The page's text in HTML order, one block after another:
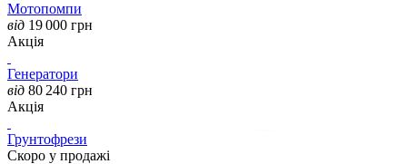
Мотопомпи
від 19 000 грн
Акція
Генератори
від 80 240 грн
Акція
Грунтофрези
Скоро у продажі